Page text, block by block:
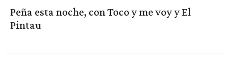
Peña esta noche, con Toco y me voy y El
Pintau